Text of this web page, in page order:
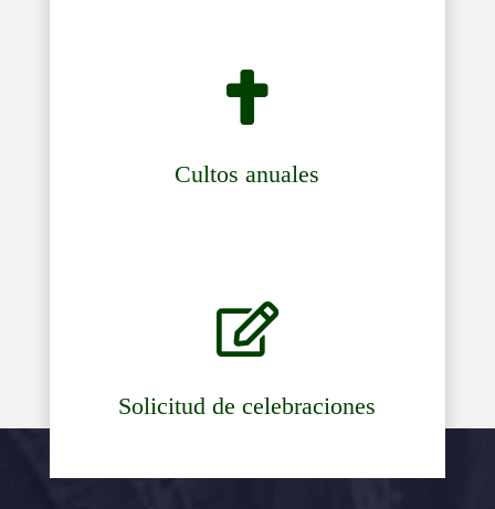

Cultos anuales

Solicitud de celebraciones